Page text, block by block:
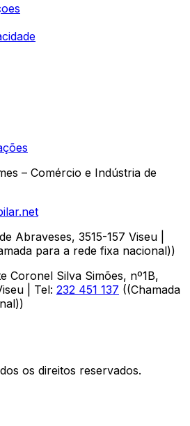
– Comércio e Indústria de
Abraveses, 3515-157 Viseu
para a rede fixa nacional))
Coronel Silva Simões, nº1B,
| Tel: 232 451 137 ((Chamada
)
os direitos reservados.